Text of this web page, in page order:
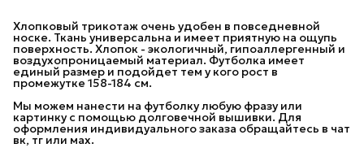
предоставляется бесплатная доставка в пункты
выдачи СДЭК.
При заказе на сумму от 20 000 рублей
предоставляется бесплатная доставка Почтой
России.
Хлопковый трикотаж очень удобен в повседневной
носке. Ткань универсальна и имеет приятную на ощупь
поверхность. Хлопок - экологичный, гипоаллергенный и
воздухопроницаемый материал. Футболка имеет
единый размер и подойдет тем у кого рост в
промежутке 158-184 см.
Мы можем нанести на футболку любую фразу или
картинку с помощью долговечной вышивки. Для
оформления индивидуального заказа обращайтесь в чат
вк, тг или мах.